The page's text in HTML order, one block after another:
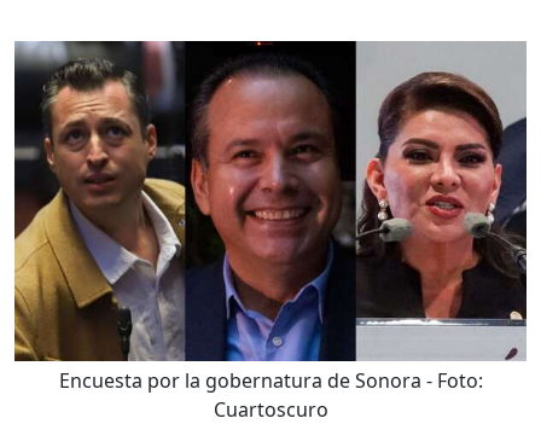
Encuesta por la gobernatura de Sonora - Foto:
Cuartoscuro